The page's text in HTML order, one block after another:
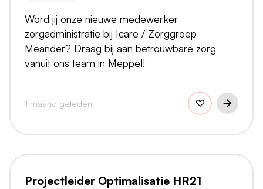
Word jij onze nieuwe medewerker
zorgadministratie bij Icare / Zorggroep
Meander? Draag bij aan betrouwbare zorg
vanuit ons team in Meppel!
1 maand geleden
Projectleider Optimalisatie HR21